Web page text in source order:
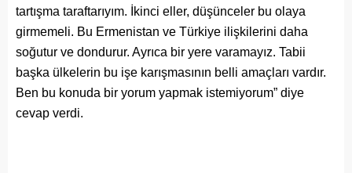
tartışma taraftarıyım. İkinci eller, düşünceler bu olaya
girmemeli. Bu Ermenistan ve Türkiye ilişkilerini daha
soğutur ve dondurur. Ayrıca bir yere varamayız. Tabii
başka ülkelerin bu işe karışmasının belli amaçları vardır.
Ben bu konuda bir yorum yapmak istemiyorum” diye
cevap verdi.